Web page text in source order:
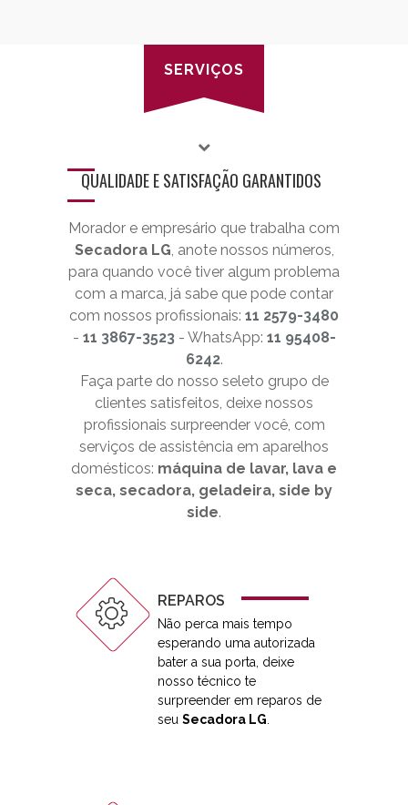
SERVIÇOS
QUALIDADE E SATISFAÇÃO GARANTIDOS
Morador e empresário que trabalha com
Secadora LG, anote nossos números,
para quando você tiver algum problema
com a marca, já sabe que pode contar
com nossos profissionais: 11 2579-3480
- 11 3867-3523 - WhatsApp: 11 95408-
6242.
Faça parte do nosso seleto grupo de
clientes satisfeitos, deixe nossos
profissionais surpreender você, com
serviços de assistência em aparelhos
domésticos: máquina de lavar, lava e
seca, secadora, geladeira, side by
side.
REPAROS
Não perca mais tempo
esperando uma autorizada
bater a sua porta, deixe
nosso técnico te
surpreender em reparos de
seu Secadora LG.